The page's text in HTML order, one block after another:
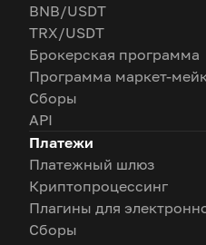
BNB/USDT
TRX/USDT
Брокерская программа
Программа маркет-
Сборы
API
Платежи
Платежный шлюз
Криптопроцессинг
Плагины для
Сборы